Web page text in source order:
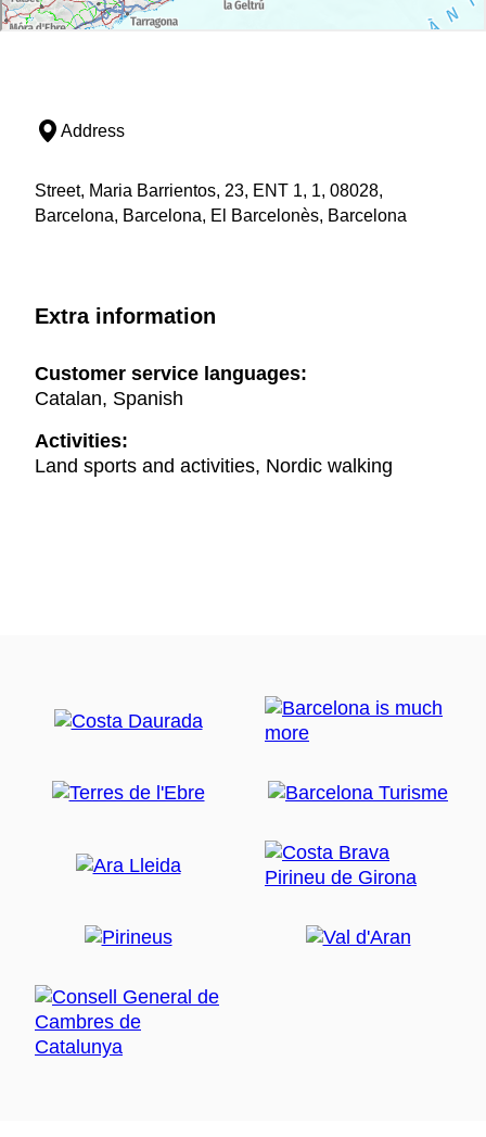
Address
Street, Maria Barrientos, 23, ENT 1, 1, 08028,
Barcelona, Barcelona, El Barcelonès, Barcelona
Extra information
Customer service languages:
Catalan, Spanish
Activities:
Land sports and activities, Nordic walking